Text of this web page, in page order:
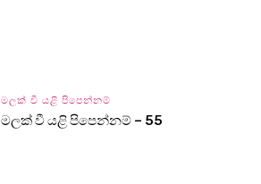
මලක් වී යළි පිපෙන්නම්
මලක් වී යළි පිපෙන්නම් – 55